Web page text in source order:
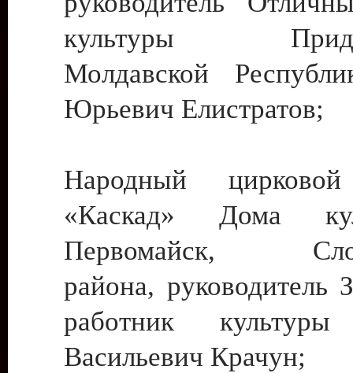
культуры
Молдавской
Юрьевич Елистратов;
Народный цирковой
«Каскад» Дома
Первомайск,
района, руководитель
работник культуры
Васильевич Крачун;